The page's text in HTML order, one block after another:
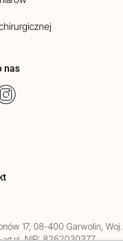
nas
17, 08-400 Garwolin, Woj.